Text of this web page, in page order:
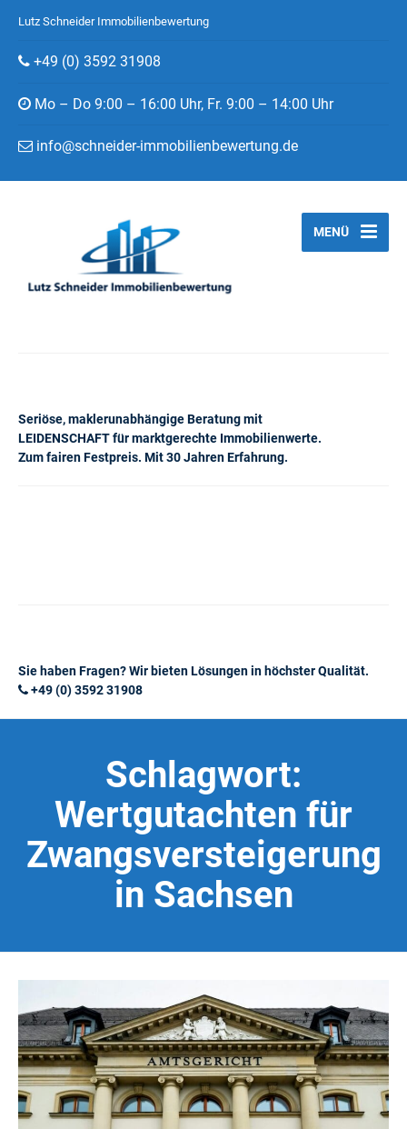
Lutz Schneider Immobilienbewertung
+49 (0) 3592 31908
Mo – Do 9:00 – 16:00 Uhr, Fr. 9:00 – 14:00 Uhr
info@schneider-immobilienbewertung.de
Seriöse, maklerunabhängige Beratung mit
LEIDENSCHAFT für marktgerechte Immobilienwerte.
Zum fairen Festpreis. Mit 30 Jahren Erfahrung.
MENÜ
Sie haben Fragen? Wir bieten Lösungen in höchster Qualität.
+49 (0) 3592 31908
Schlagwort:
Wertgutachten für
Zwangsversteigerung
in Sachsen